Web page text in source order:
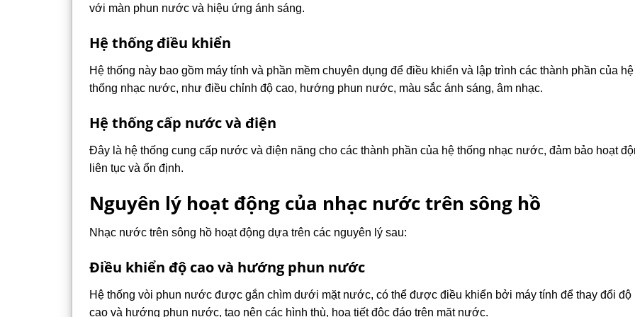
với màn phun nước và hiệu ứng ánh sáng.
Hệ thống điều khiển
Hệ thống này bao gồm máy tính và phần mềm chuyên dụng để điều khiển và lập trình các thành phần của hệ
thống nhạc nước, như điều chỉnh độ cao, hướng phun nước, màu sắc ánh sáng, âm nhạc.
Hệ thống cấp nước và điện
Đây là hệ thống cung cấp nước và điện năng cho các thành phần của hệ thống nhạc nước, đảm bảo hoạt
liên tục và ổn định.
Nguyên lý hoạt động của nhạc nước trên sông hồ
Nhạc nước trên sông hồ hoạt động dựa trên các nguyên lý sau:
Điều khiển độ cao và hướng phun nước
Hệ thống vòi phun nước được gắn chìm dưới mặt nước, có thể được điều khiển bởi máy tính để thay đổi độ
cao và hướng phun nước, tạo nên các hình thù, họa tiết độc đáo trên mặt nước.